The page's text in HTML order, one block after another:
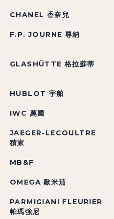
CHANEL 香奈兒
F.P. JOURNE 尊納
GLASHÜTTE 格拉蘇蒂
HUBLOT 宇舶
IWC 萬國
JAEGER-LECOULTRE
積家
MB&F
OMEGA 歐米茄
PARMIGIANI FLEURIER
帕瑪強尼